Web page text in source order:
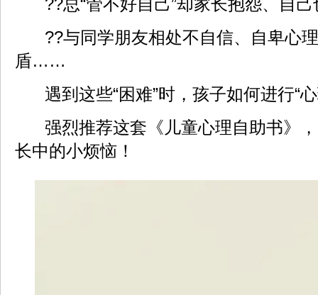
??总“管不好自己”却家长抱怨、自
??与同学朋友相处不自信、自卑心
盾……
遇到这些“困难”时，孩子如何进行“
强烈推荐这套《儿童心理自助书》
长中的小烦恼！